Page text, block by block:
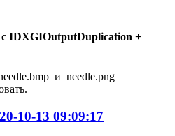
IDXGIOutputDuplication +
и needle.png
10-13 09:09:17